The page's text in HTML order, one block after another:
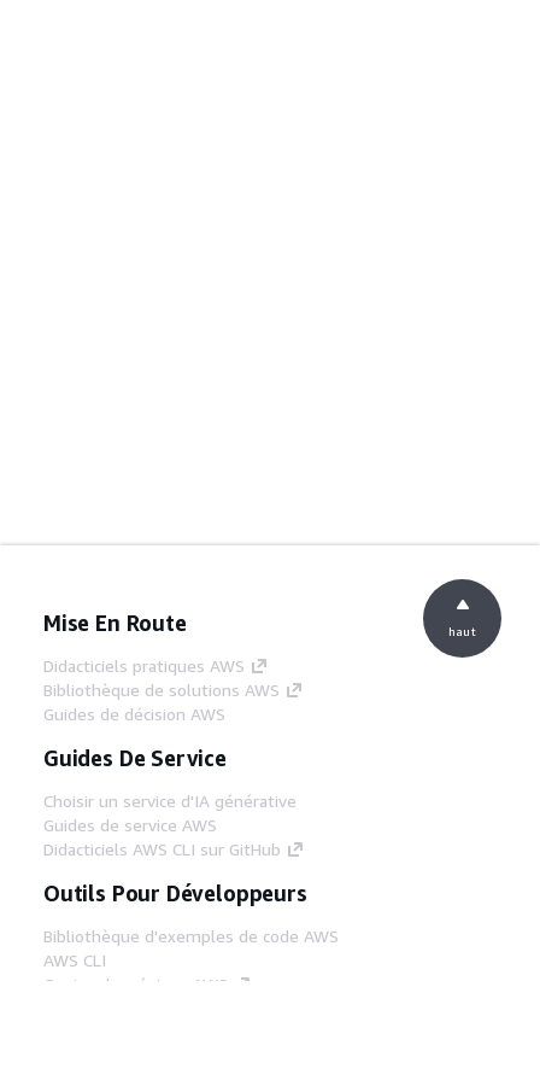
Mise En Route
Didacticiels pratiques AWS
Bibliothèque de solutions AWS
Guides de décision AWS
Guides De Service
Choisir un service d'IA générative
Guides de service AWS
Didacticiels AWS CLI sur GitHub
Outils Pour Développeurs
Bibliothèque d'exemples de code AWS
AWS CLI
Centre de créateur AWS
haut